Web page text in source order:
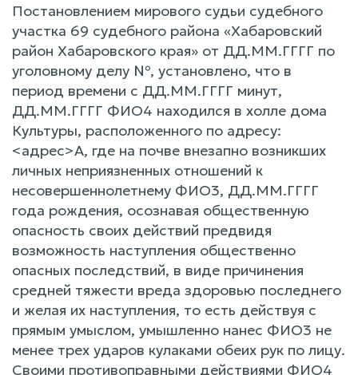
Постановлением мирового судьи судебного
участка 69 судебного района «Хабаровский
район Хабаровского края» от ДД.ММ.ГГГГ по
уголовному делу №, установлено, что в
период времени с ДД.ММ.ГГГГ минут,
ДД.ММ.ГГГГ ФИО4 находился в холле дома
Культуры, расположенного по адресу:
<адрес>А, где на почве внезапно возникших
личных неприязненных отношений к
несовершеннолетнему ФИО3, ДД.ММ.ГГГГ
года рождения, осознавая общественную
опасность своих действий предвидя
возможность наступления общественно
опасных последствий, в виде причинения
средней тяжести вреда здоровью последнего
и желая их наступления, то есть действуя с
прямым умыслом, умышленно нанес ФИО3 не
менее трех ударов кулаками обеих рук по лицу.
Своими противоправными действиями ФИО4